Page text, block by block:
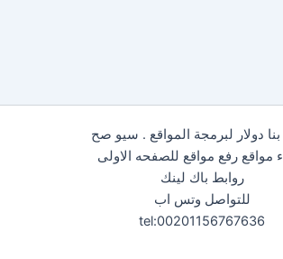
دولار لبرمجة المواقع . سيو صح
مواقع رفع مواقع للصفحه الاولى
روابط باك لينك
للتواصل وتس اب
tel:00201156767636